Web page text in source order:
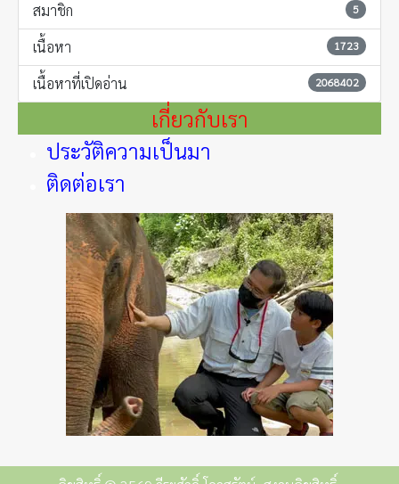
สมาชิก 5
เนื้อหา 1723
เนื้อหาที่เปิดอ่าน 2068402
เกี่ยวกับเรา
ประวัติความเป็นมา
ติดต่อเรา